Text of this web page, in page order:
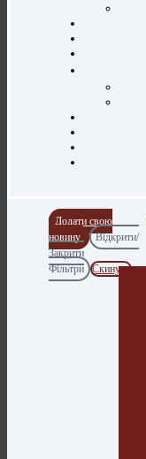
Додати свою
новину
Відкрити/
Закрити
Фільтри
Скинути